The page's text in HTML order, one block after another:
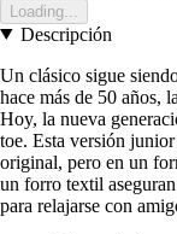
Loading...
Descripción
Un clásico sigue
hace más de 50 años,
Hoy, la nueva
toe. Esta versión junior
original, pero en un
un forro textil
para relajarse con